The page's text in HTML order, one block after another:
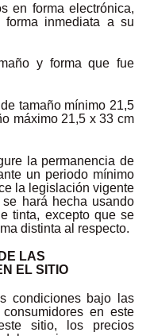
en forma electrónica,
forma inmediata a su
y forma que fue
tamaño mínimo 21,5
máximo 21,5 x 33 cm
la permanencia de
un periodo mínimo
la legislación vigente
hará hecha usando
tinta, excepto que se
distinta al respecto.
LAS
EL SITIO
condiciones bajo las
en este
sitio, los precios